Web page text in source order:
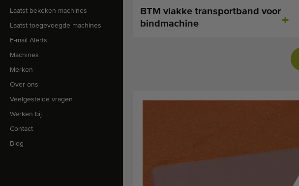
Laatst bekeken machines
Laatst toegevoegde machines
E-mail Alerts
Machines
Merken
Over ons
Veelgestelde vragen
Werken bij
Contact
Blog
BTM vlakke transportband voor
bindmachine